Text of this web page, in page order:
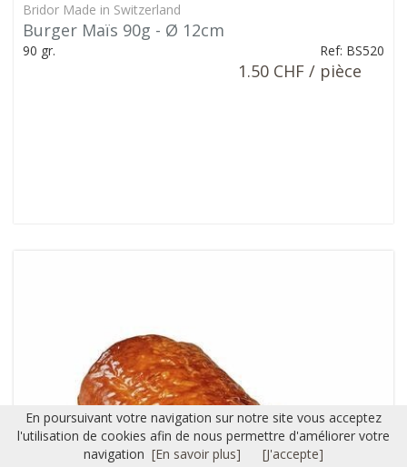
Bridor Made in Switzerland
Burger Maïs 90g - Ø 12cm
90 gr. Ref: BS520
1.50 CHF / pièce
En poursuivant votre navigation sur notre site vous acceptez
l'utilisation de cookies afin de nous permettre d'améliorer votre
navigation [En savoir plus] [J'accepte]